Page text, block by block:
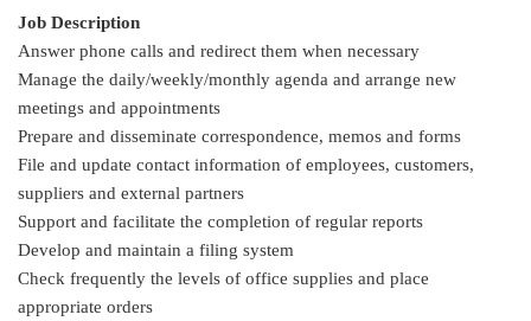
Job Description
Answer phone calls and redirect them when necessary
Manage the daily/weekly/monthly agenda and arrange new
meetings and appointments
Prepare and disseminate correspondence, memos and forms
File and update contact information of employees, customers,
suppliers and external partners
Support and facilitate the completion of regular reports
Develop and maintain a filing system
Check frequently the levels of office supplies and place
appropriate orders